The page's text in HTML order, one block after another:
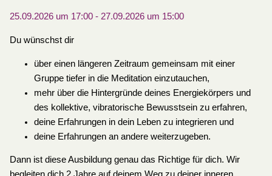
25.09.2026 um 17:00- 27.09.2026 um 15:00
Du wünschst dir
über einen längeren Zeitraum gemeinsam mit einer
Gruppe tiefer in die Meditation einzutauchen,
mehr über die Hintergründe deines Energiekörpers und
des kollektive, vibratorische Bewusstsein zu erfahren,
deine Erfahrungen in dein Leben zu integrieren und
deine Erfahrungen an andere weiterzugeben.
Dann ist diese Ausbildung genau das Richtige für dich. Wir